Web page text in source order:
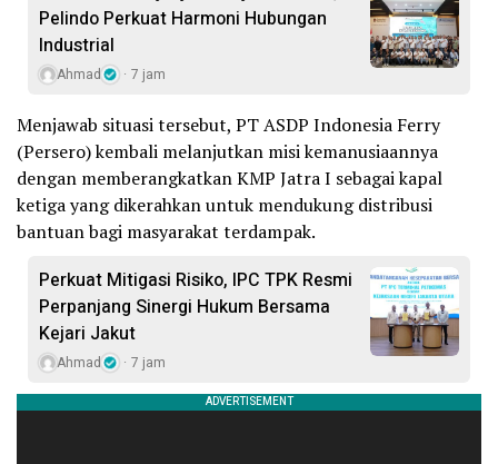
Pelindo Perkuat Harmoni Hubungan
Industrial
Ahmad 7 jam
Menjawab situasi tersebut, PT ASDP Indonesia Ferry
(Persero) kembali melanjutkan misi kemanusiaannya
dengan memberangkatkan KMP Jatra I sebagai kapal
ketiga yang dikerahkan untuk mendukung distribusi
bantuan bagi masyarakat terdampak.
Perkuat Mitigasi Risiko, IPC TPK Resmi
Perpanjang Sinergi Hukum Bersama
Kejari Jakut
Ahmad 7 jam